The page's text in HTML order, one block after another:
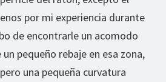
por mi experiencia durante
de encontrarle un acomodo
pequeño rebaje en esa zona,
una pequeña curvatura